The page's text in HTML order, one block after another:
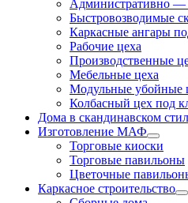
Административно —
Быстровозводимые
Каркасные ангары
Рабочие цеха
Производственные
Мебельные цеха
Модульные убойные
Колбасный цех под
Дома в скандинавском
Изготовление МАФ
Торговые киоски
Торговые павильоны
Цветочные
Каркасное строительство